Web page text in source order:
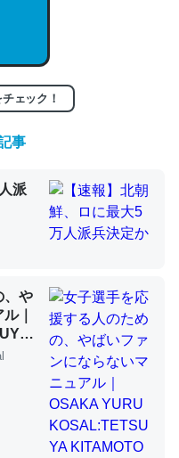
entry/2023/03/27
１） - conceptualization
線」は回収されないけ
進化すればするほど分
らんかった。調べたら
600分の1程度。
題＝「昆虫はなぜ海にいな
ェック！
事
派
、や
｜